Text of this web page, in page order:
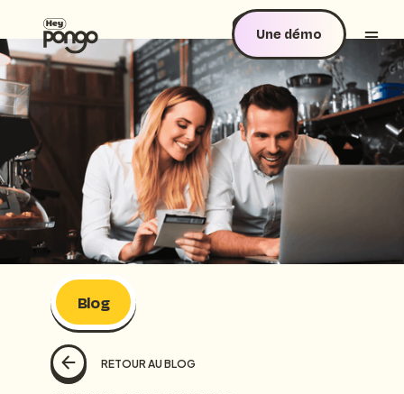
Une démo
Blog
RETOUR AU BLOG